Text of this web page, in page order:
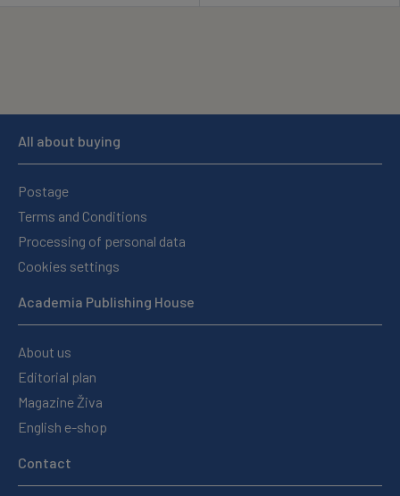
All about buying
Postage
Terms and Conditions
Processing of personal data
Cookies settings
Academia Publishing House
About us
Editorial plan
Magazine Živa
English e-shop
Contact